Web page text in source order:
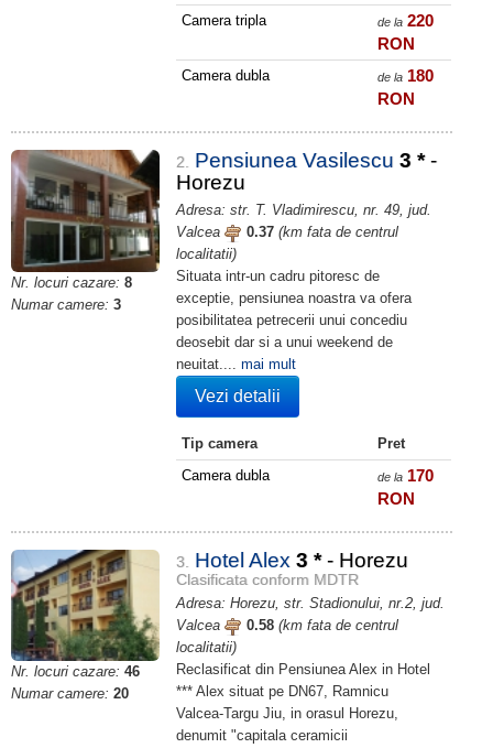
Camera tripla
de la 220
RON
Camera dubla de la 180
RON
Nr. locuri cazare: 8
Numar camere: 3
2. Pensiunea Vasilescu 3 * -
Horezu
Adresa: str. T. Vladimirescu, nr. 49, jud.
Valcea
0.37 (km fata de centrul
localitatii)
Situata intr-un cadru pitoresc de
exceptie, pensiunea noastra va ofera
posibilitatea petrecerii unui concediu
deosebit dar si a unui weekend de
neuitat.... mai mult
Vezi detalii
Tip camera
Pret
Camera dubla
de la 170
RON
Nr. locuri cazare: 46
Numar camere: 20
3. Hotel Alex 3 * - Horezu
Clasificata conform MDTR
Adresa: Horezu, str. Stadionului, nr.2, jud.
Valcea
0.58 (km fata de centrul
localitatii)
Reclasificat din Pensiunea Alex in Hotel
*** Alex situat pe DN67, Ramnicu
Valcea-Targu Jiu, in orasul Horezu,
denumit "capitala ceramicii